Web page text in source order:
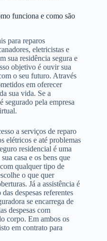
funciona e como são
para reparos
eletricistas e
sua residência segura e
objetivo é ouvir sua
o seu futuro. Através
em oferecer
sua vida. Se a
segurado pela empresa
a serviços de reparo
elétricos e até problemas
residencial é uma
casa e os bens que
qualquer tipo de
o que quer
Já a assistência é
despesas referentes
se encarrega de
despesas com
corpo. Em ambos os
em contrato para